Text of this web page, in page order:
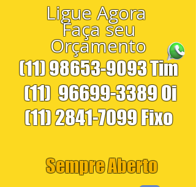
Ligue Agora
Faça seu
Orçamento
(11) 98653-9093Tim
(11) 96699-3389Oi
(11) 2841-7099Fixo
Sempre Aberto